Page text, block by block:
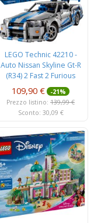
LEGO Technic 42210 -
Auto Nissan Skyline Gt-R
(R34) 2 Fast 2 Furious
109,90 €
-21%
Prezzo listino: 139,99 €
Sconto: 30,09 €